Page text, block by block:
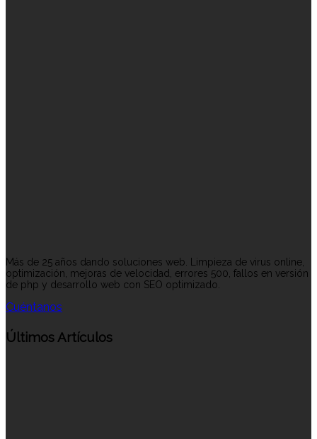
Más de 25 años dando soluciones web. Limpieza de virus online,
optimización, mejoras de velocidad, errores 500, fallos en versión
de php y desarrollo web con SEO optimizado.
Cuéntanos
Últimos Artículos